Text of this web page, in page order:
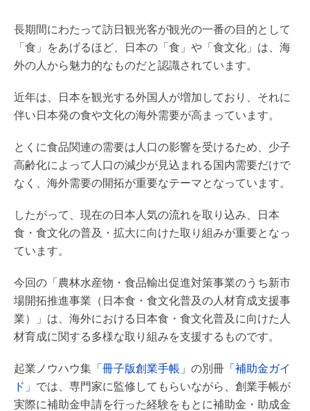
長期間にわたって訪日観光客が観光の一番の目的として
「食」をあげるほど、日本の「食」や「食文化」は、海
外の人から魅力的なものだと認識されています。
近年は、日本を観光する外国人が増加しており、それに
伴い日本発の食や文化の海外需要が高まっています。
とくに食品関連の需要は人口の影響を受けるため、少子
高齢化によって人口の減少が見込まれる国内需要だけで
なく、海外需要の開拓が重要なテーマとなっています。
したがって、現在の日本人気の流れを取り込み、日本
食・食文化の普及・拡大に向けた取り組みが重要となっ
ています。
今回の「農林水産物・食品輸出促進対策事業のうち新市
場開拓推進事業（日本食・食文化普及の人材育成支援事
業）」は、海外における日本食・食文化普及に向けた人
材育成に関する多様な取り組みを支援するものです。
起業ノウハウ集 「冊子版創業手帳」 の別冊 「補助金ガイ
ド」 では、専門家に監修してもらいながら、創業手帳が
実際に補助金申請を行った経験をもとに補助金・助成金